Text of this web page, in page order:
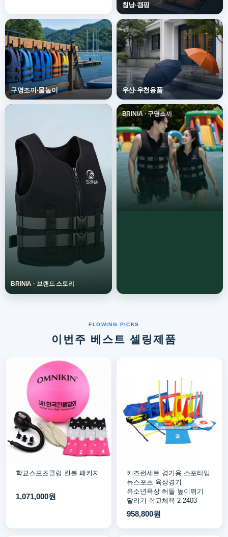
이번주 베스트 셀링제품
학교스포츠클럽 킨볼 패키지
1,071,000원
키즈런세트 경기용 스포타임
뉴스포츠 육상경기
유소년육상 허들 높이뛰기
달리기 학교체육 2 2403
958,800원